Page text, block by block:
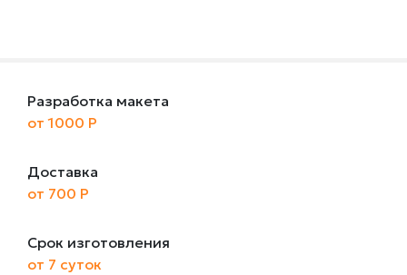
Разработка макета
от 1000 Р
Доставка
от 700 Р
Срок изготовления
от 7 суток